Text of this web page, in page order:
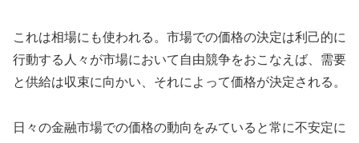
これは相場にも使われる。市場での価格の決定は利己的に
行動する人々が市場において自由競争をおこなえば、需要
と供給は収束に向かい、それによって価格が決定される。
日々の金融市場での価格の動向をみていると常に不安定に